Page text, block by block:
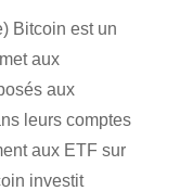
Bitcoin est un
aux
aux
leurs comptes
aux ETF sur
investit